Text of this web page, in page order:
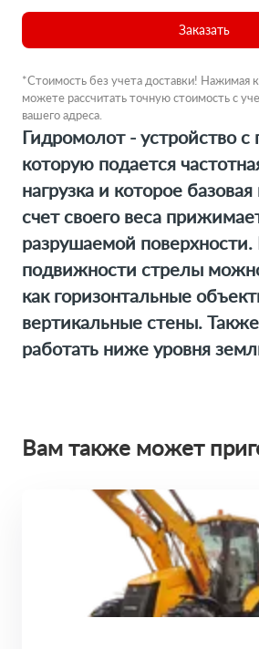
Заказать
*Стоимость без учета доставки! Нажимая
можете рассчитать точную стоимость с
вашего адреса.
Гидромолот - устройство с
которую подается
нагрузка и которое
счет своего веса
разрушаемой поверхности.
подвижности стрелы
как горизонтальные
вертикальные стены.
работать ниже уровня
Вам также может